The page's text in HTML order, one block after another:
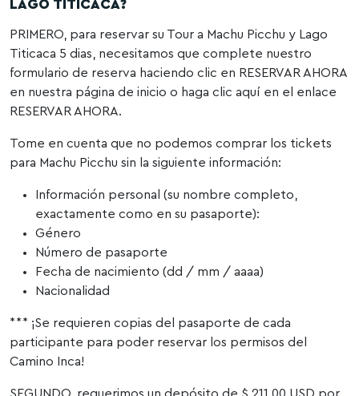
LAGO TITICACA?
PRIMERO, para reservar su Tour a Machu Picchu y Lago
Titicaca 5 dias, necesitamos que complete nuestro
formulario de reserva haciendo clic en RESERVAR AHORA
en nuestra página de inicio o haga clic aquí en el enlace
RESERVAR AHORA.
Tome en cuenta que no podemos comprar los tickets
para Machu Picchu sin la siguiente información:
Información personal (su nombre completo,
exactamente como en su pasaporte):
Género
Número de pasaporte
Fecha de nacimiento (dd / mm / aaaa)
Nacionalidad
*** ¡Se requieren copias del pasaporte de cada
participante para poder reservar los permisos del
Camino Inca!